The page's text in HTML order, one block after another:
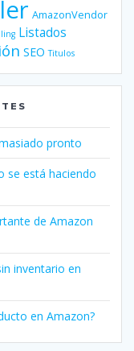
AmazonVendor
Listados
SEO Titulos
pronto
se está haciendo
de Amazon
inventario en
en Amazon?